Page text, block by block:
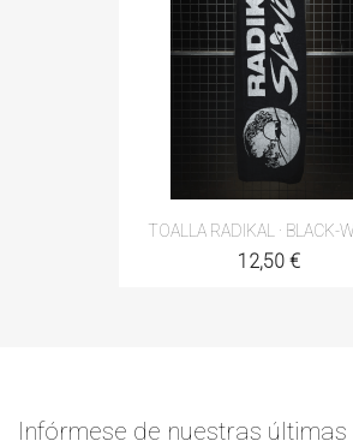
TOALLA RADIKAL · BLACK-
12,50 €
Infórmese de nuestras